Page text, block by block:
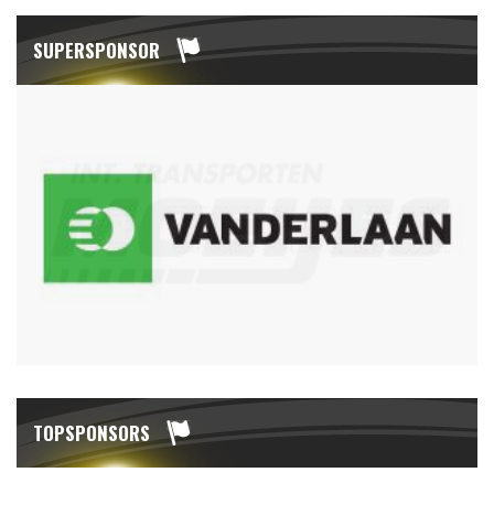
SUPERSPONSOR
TOPSPONSORS